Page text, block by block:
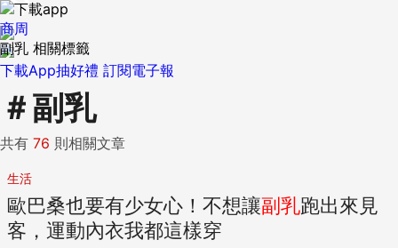
下載App抽好禮 訂閱電子報
商周
副乳 相關標籤
＃副乳
共有 76 則相關文章
生活
歐巴桑也要有少女心！不想讓副乳跑出來見
客，運動內衣我都這樣穿